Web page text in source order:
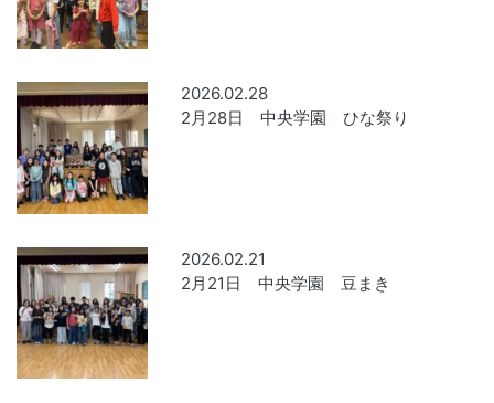
2026.02.28
2月28日 中央学園 ひな祭り
2026.02.21
2月21日 中央学園 豆まき